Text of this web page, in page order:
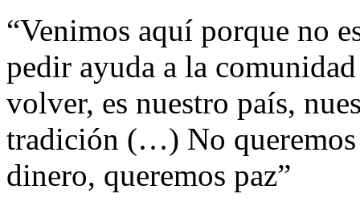
“Venimos aquí porque no
pedir ayuda a la
volver, es nuestro país,
tradición (…) No queremos
dinero, queremos paz”